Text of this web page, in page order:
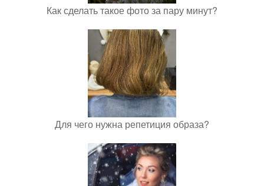
Как сделать такое фото за пару минут?
Для чего нужна репетиция образа?